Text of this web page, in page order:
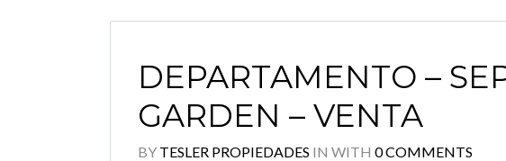
DEPARTAMENTO –
GARDEN – VENTA
BY TESLER PROPIEDADES IN WITH 0 COMMENTS